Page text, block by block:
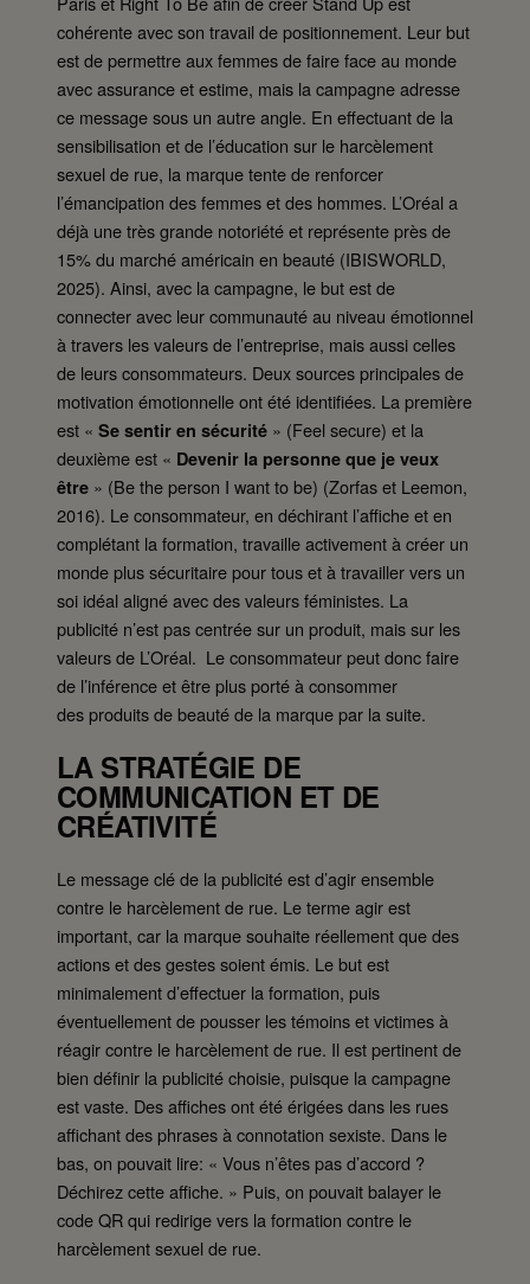
cohérente avec son travail de positionnement. Leur but
est de permettre aux femmes de faire face au monde
avec assurance et estime, mais la campagne adresse
ce message sous un autre angle. En effectuant de la
sensibilisation et de l’éducation sur le harcèlement
sexuel de rue, la marque tente de renforcer
l’émancipation des femmes et des hommes. L’Oréal a
déjà une très grande notoriété et représente près de
15% du marché américain en beauté (IBISWORLD,
2025). Ainsi, avec la campagne, le but est de
connecter avec leur communauté au niveau émotionnel
à travers les valeurs de l’entreprise, mais aussi celles
de leurs consommateurs. Deux sources principales de
motivation émotionnelle ont été identifiées. La première
est « Se sentir en sécurité » (Feel secure) et la
deuxième est « Devenir la personne que je veux
être » (Be the person I want to be) (Zorfas et Leemon,
2016). Le consommateur, en déchirant l’affiche et en
complétant la formation, travaille activement à créer un
monde plus sécuritaire pour tous et à travailler vers un
soi idéal aligné avec des valeurs féministes. La
publicité n’est pas centrée sur un produit, mais sur les
valeurs de L’Oréal. Le consommateur peut donc faire
de l’inférence et être plus porté à consommer
des produits de beauté de la marque par la suite.
LA STRATÉGIE DE
COMMUNICATION ET DE
CRÉATIVITÉ
Le message clé de la publicité est d’agir ensemble
contre le harcèlement de rue. Le terme agir est
important, car la marque souhaite réellement que des
actions et des gestes soient émis. Le but est
minimalement d’effectuer la formation, puis
éventuellement de pousser les témoins et victimes à
réagir contre le harcèlement de rue. Il est pertinent de
bien définir la publicité choisie, puisque la campagne
est vaste. Des affiches ont été érigées dans les rues
affichant des phrases à connotation sexiste. Dans le
bas, on pouvait lire: « Vous n’êtes pas d’accord ?
Déchirez cette affiche. » Puis, on pouvait balayer le
code QR qui redirige vers la formation contre le
harcèlement sexuel de rue.